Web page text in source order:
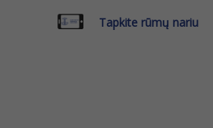
Tapkite rūmų nariu